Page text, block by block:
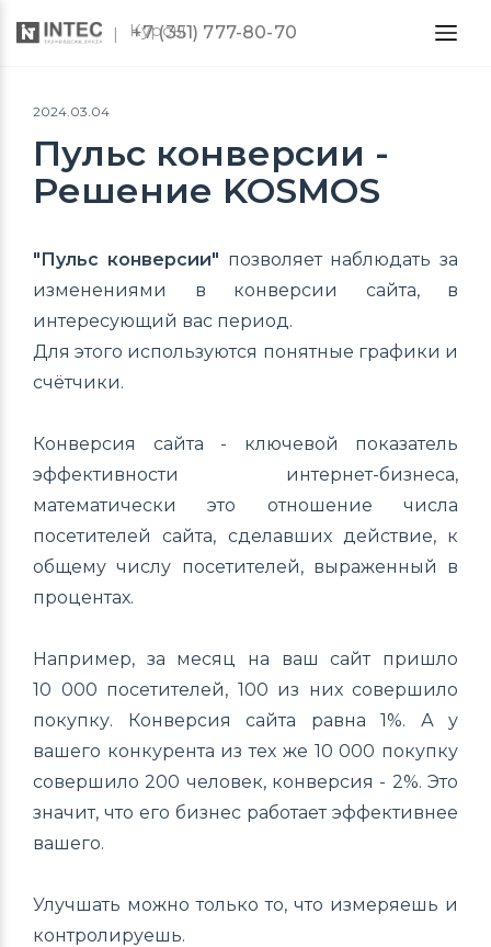
Курсы
+7 (351) 777-80-70
2024.03.04
Пульс конверсии -
Решение KOSMOS
"Пульс конверсии" позволяет наблюдать за
изменениями в конверсии сайта, в
интересующий вас период.
Для этого используются понятные графики и
счётчики.
Конверсия сайта - ключевой показатель
эффективности интернет-бизнеса,
математически это отношение числа
посетителей сайта, сделавших действие, к
общему числу посетителей, выраженный в
процентах.
Например, за месяц на ваш сайт пришло
10 000 посетителей, 100 из них совершило
покупку. Конверсия сайта равна 1%. А у
вашего конкурента из тех же 10 000 покупку
совершило 200 человек, конверсия - 2%. Это
значит, что его бизнес работает эффективнее
вашего.
Улучшать можно только то, что измеряешь и
контролируешь.